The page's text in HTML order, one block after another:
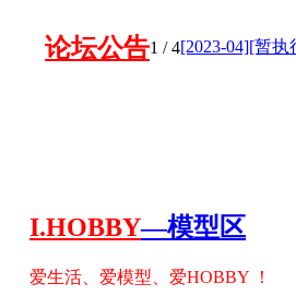
论坛公告1 / 4[2023-04][暂
I.HOBBY—模型区
爱生活、爱模型、爱HOBBY ！